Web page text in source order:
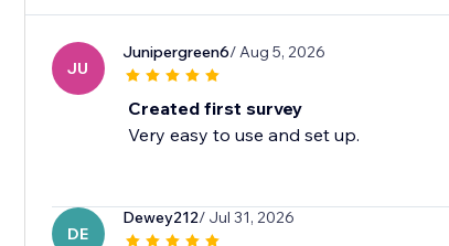
JU
Junipergreen6/ Aug 5, 2026
Created first survey
Very easy to use and set up.
DE
Dewey212/ Jul 31, 2026